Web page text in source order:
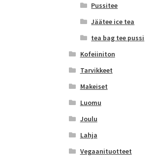
Pussitee
Jäätee ice tea
tea bag tee pussi
Kofeiiniton
Tarvikkeet
Makeiset
Luomu
Joulu
Lahja
Vegaanituotteet